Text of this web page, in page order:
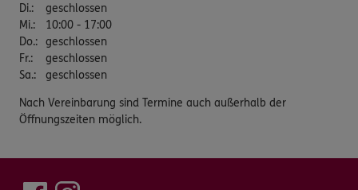
Di.:
geschlossen
Mi.:
10:00 - 17:00
Do.: geschlossen
Fr.:
geschlossen
Sa.: geschlossen
Nach Vereinbarung sind Termine auch außerhalb der
Öffnungszeiten möglich.